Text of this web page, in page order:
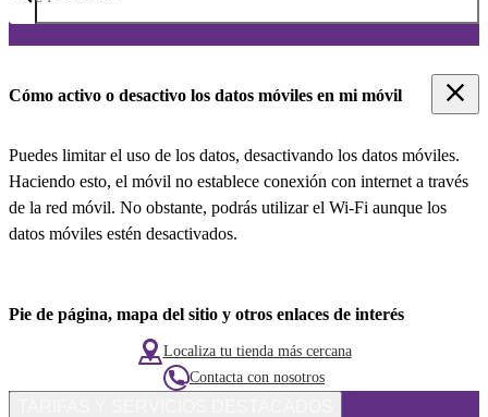
Cómo activo o desactivo los datos móviles en mi móvil
Puedes limitar el uso de los datos, desactivando los datos móviles.
Haciendo esto, el móvil no establece conexión con internet a través
de la red móvil. No obstante, podrás utilizar el Wi-Fi aunque los
datos móviles estén desactivados.
Pie de página, mapa del sitio y otros enlaces de interés
Localiza tu tienda más cercana
Contacta con nosotros